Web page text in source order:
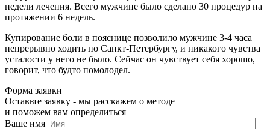
недели лечения. Всего мужчине было сделано 30 процедур на
протяжении 6 недель.
Купирование боли в пояснице позволило мужчине 3-4 часа
непрерывно ходить по Санкт-Петербургу, и никакого чувства
усталости у него не было. Сейчас он чувствует себя хорошо,
говорит, что будто помолодел.
Форма заявки
Оставьте заявку - мы расскажем о методе
и поможем вам определиться
Ваше имя